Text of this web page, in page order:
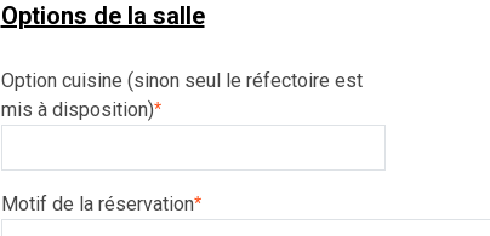
Options de la salle
Option cuisine (sinon seul le réfectoire est
mis à disposition)*
Motif de la réservation*